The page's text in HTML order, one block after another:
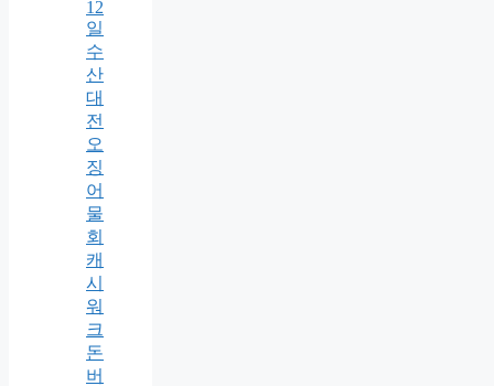
12
일
수
산
대
전
오
징
어
물
회
캐
시
워
크
돈
버